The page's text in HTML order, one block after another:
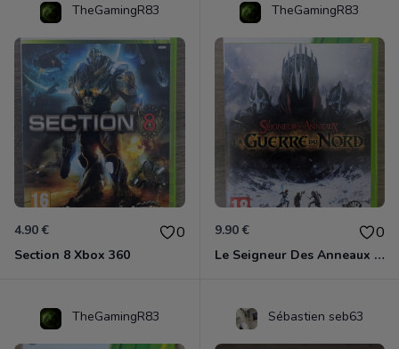
TheGamingR83
4.90 € 0
Section 8 Xbox 360
TheGamingR83
9.90 € 0
Le Seigneur Des Anneaux - La Guerre Du Nord Xbox 360
TheGamingR83 Sébastien seb63